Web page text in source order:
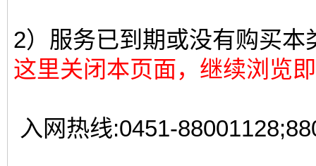
2）服务已到期或没有购买本
这里关闭本页面，继续浏览
入网热线:0451-